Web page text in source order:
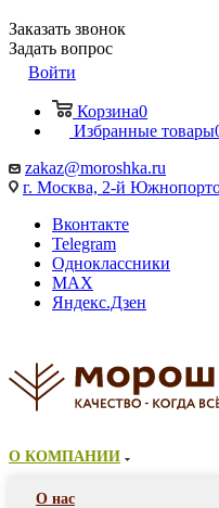
Заказать звонок
Задать вопрос
Войти
Корзина0
Избранные товары
zakaz@moroshka.ru
г. Москва, 2-й
Вконтакте
Telegram
Одноклассники
MAX
Яндекс.Дзен
О КОМПАНИИ
О нас